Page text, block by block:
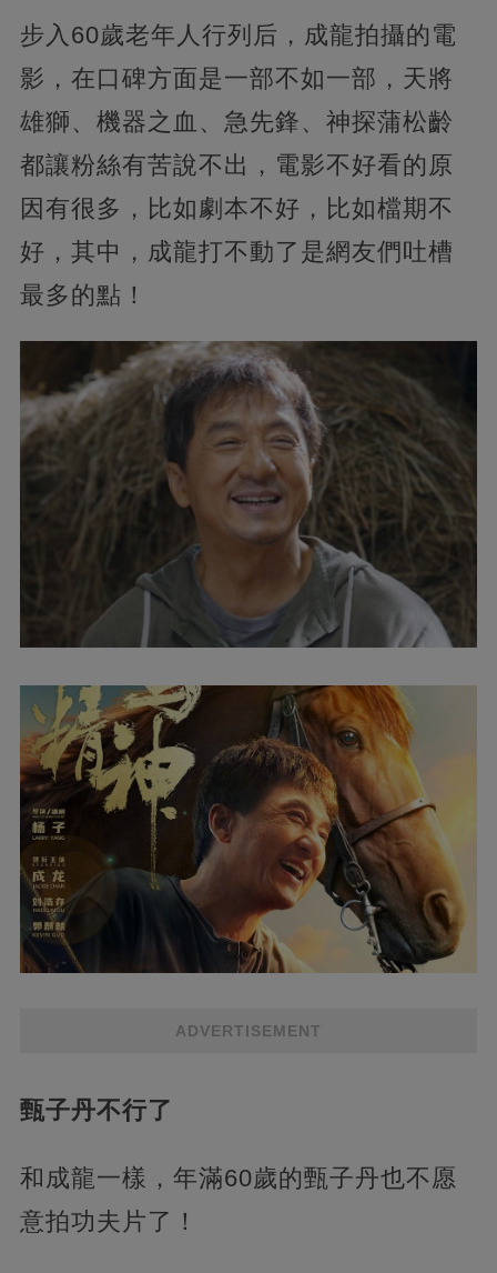
步入60歲老年人行列后，成龍拍攝的電
影，在口碑方面是一部不如一部，天將
雄獅、機器之血、急先鋒、神探蒲松齡
都讓粉絲有苦說不出，電影不好看的原
因有很多，比如劇本不好，比如檔期不
好，其中，成龍打不動了是網友們吐槽
最多的點！
ADVERTISEMENT
甄子丹不行了
和成龍一樣，年滿60歲的甄子丹也不愿
意拍功夫片了！